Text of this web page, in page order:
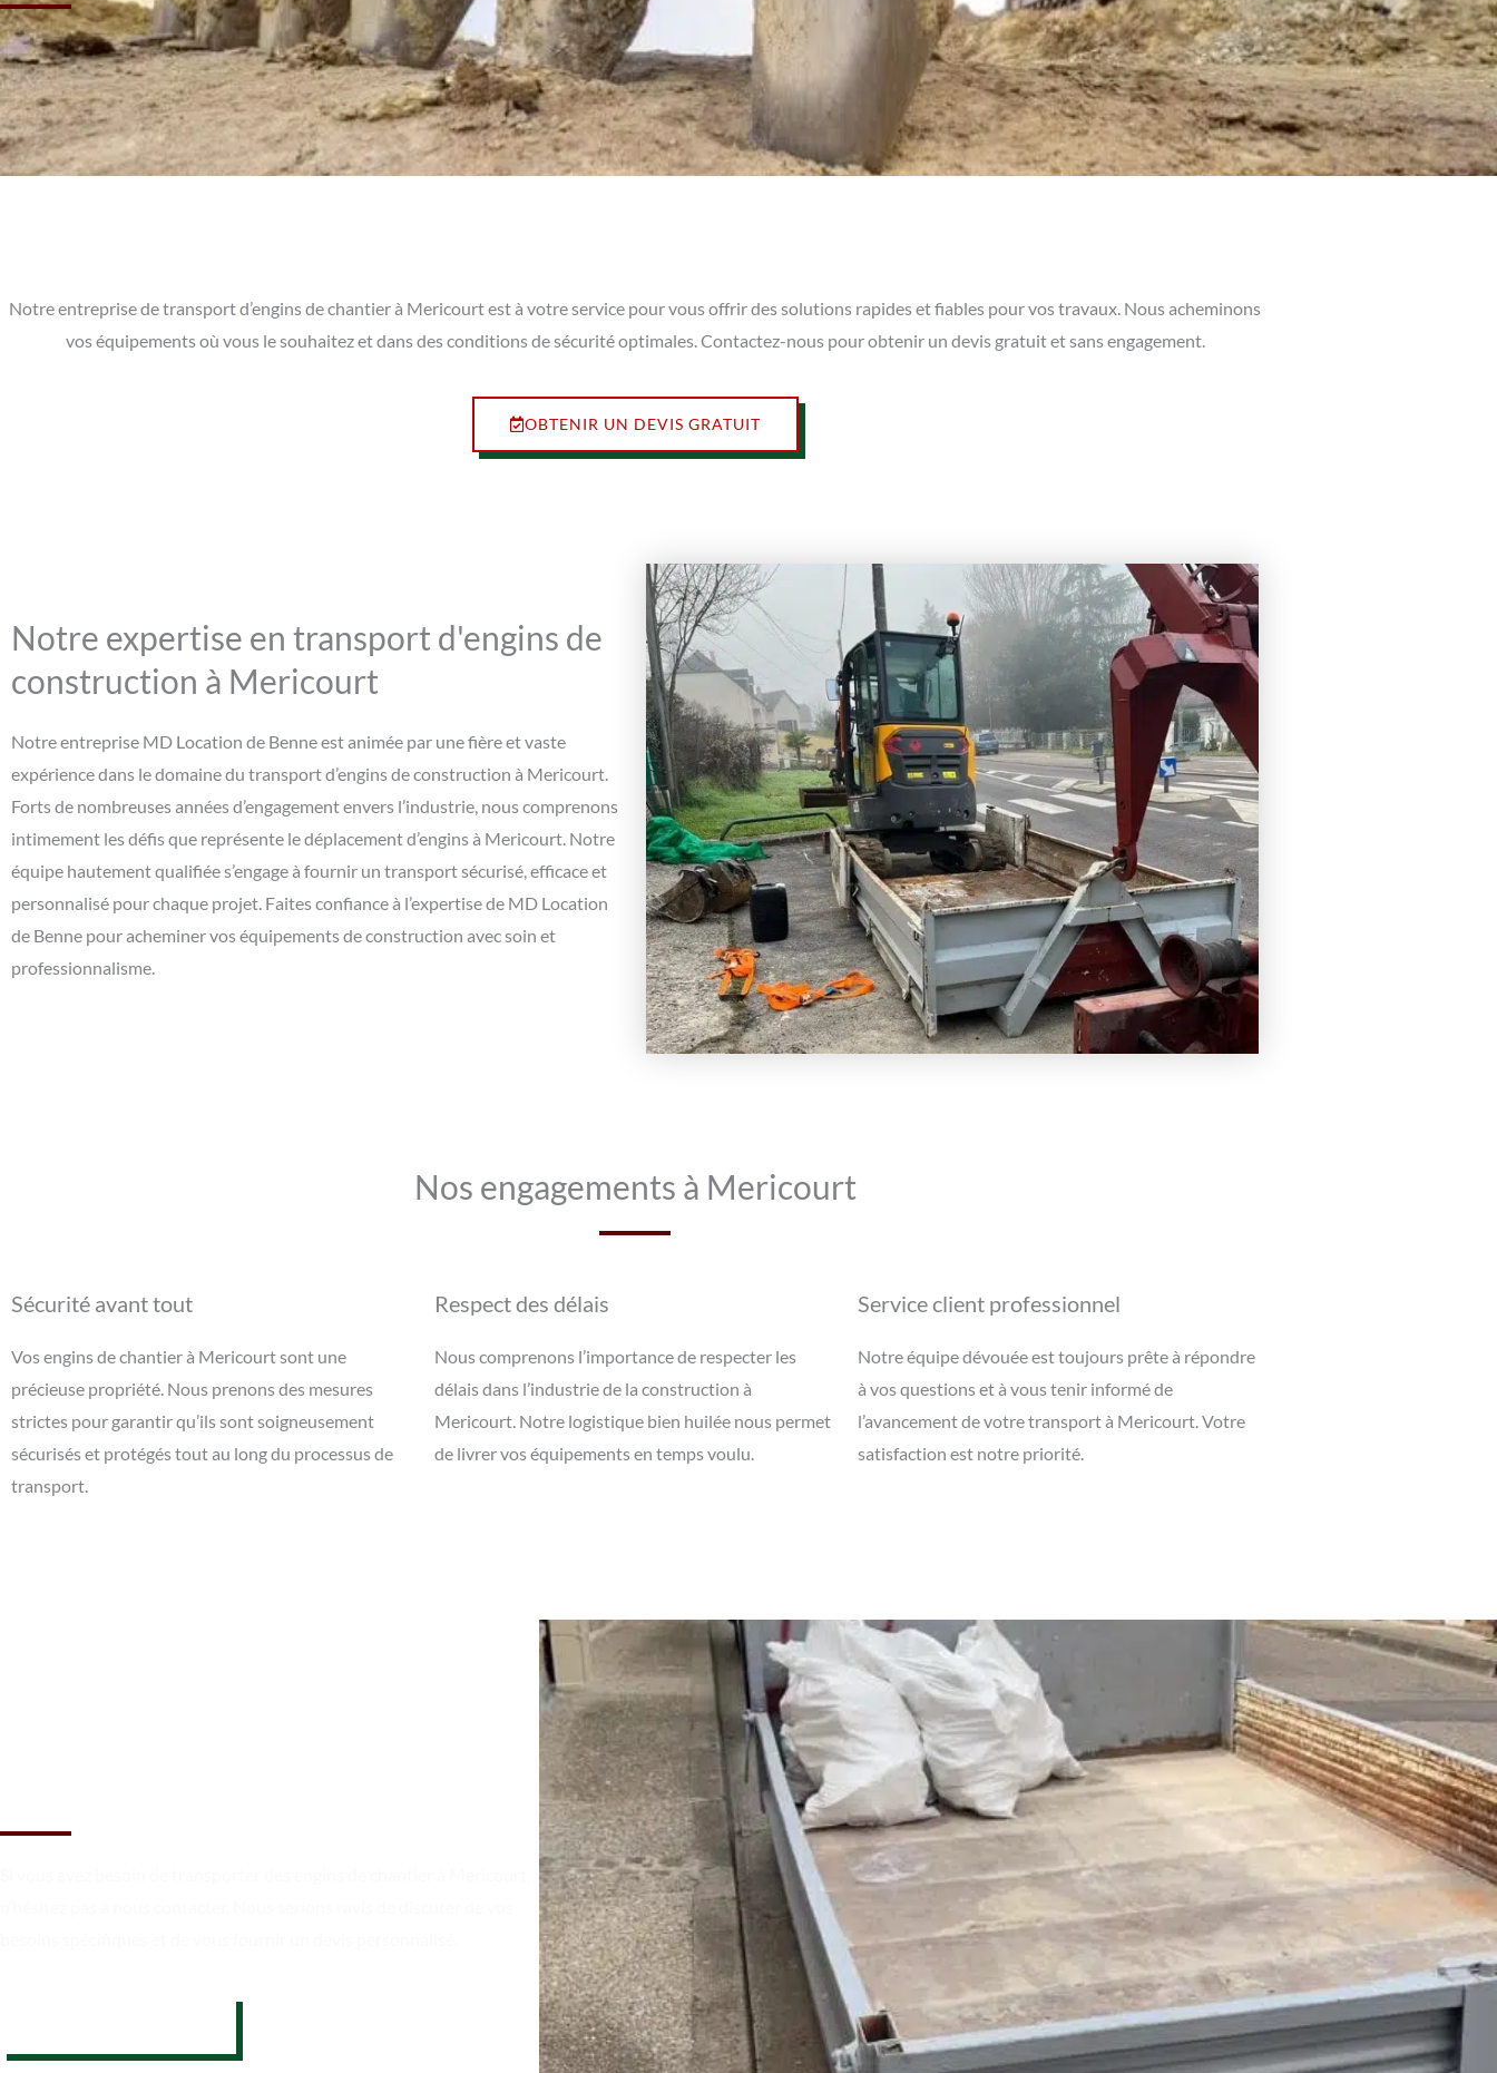
Notre entreprise de transport d’engins de chantier à Mericourt est à votre service pour vous offrir des solutions rapides et fiables pour vos travaux. Nous acheminons
vos équipements où vous le souhaitez et dans des conditions de sécurité optimales. Contactez-nous pour obtenir un devis gratuit et sans engagement.
OBTENIR UN DEVIS GRATUIT
Notre expertise en transport d'engins de
construction à Mericourt
Notre entreprise MD Location de Benne est animée par une fière et vaste
expérience dans le domaine du transport d’engins de construction à Mericourt.
Forts de nombreuses années d’engagement envers l’industrie, nous comprenons
intimement les défis que représente le déplacement d’engins à Mericourt. Notre
équipe hautement qualifiée s’engage à fournir un transport sécurisé, efficace et
personnalisé pour chaque projet. Faites confiance à l’expertise de MD Location
de Benne pour acheminer vos équipements de construction avec soin et
professionnalisme.
Nos engagements à Mericourt
Sécurité avant tout
Vos engins de chantier à Mericourt sont une
précieuse propriété. Nous prenons des mesures
strictes pour garantir qu’ils sont soigneusement
sécurisés et protégés tout au long du processus de
transport.
Respect des délais
Nous comprenons l’importance de respecter les
délais dans l’industrie de la construction à
Mericourt. Notre logistique bien huilée nous permet
de livrer vos équipements en temps voulu.
Service client professionnel
Notre équipe dévouée est toujours prête à répondre
à vos questions et à vous tenir informé de
l’avancement de votre transport à Mericourt. Votre
satisfaction est notre priorité.